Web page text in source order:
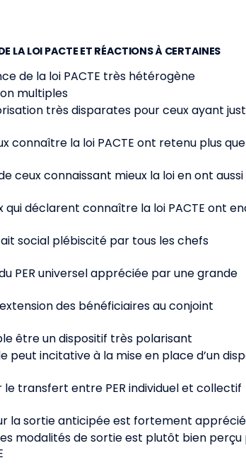
LA LOI PACTE ET RÉACTIONS À CERTAINES
de la loi PACTE très hétérogène
multiples
très disparates pour ceux ayant
connaître la loi PACTE ont retenu plus
ceux connaissant mieux la loi en ont
qui déclarent connaître la loi PACTE ont
social plébiscité par tous les chefs
PER universel appréciée par une grande
des bénéficiaires au conjoint
être un dispositif très polarisant
peut incitative à la mise en place d’un
le transfert entre PER individuel et collectif
la sortie anticipée est fortement apprécié
les modalités de sortie est plutôt bien